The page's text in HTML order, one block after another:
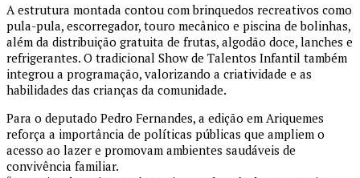
A estrutura montada contou com brinquedos recreativos como
pula-pula, escorregador, touro mecânico e piscina de bolinhas,
além da distribuição gratuita de frutas, algodão doce, lanches e
refrigerantes. O tradicional Show de Talentos Infantil também
integrou a programação, valorizando a criatividade e as
habilidades das crianças da comunidade.
Para o deputado Pedro Fernandes, a edição em Ariquemes
reforça a importância de políticas públicas que ampliem o
acesso ao lazer e promovam ambientes saudáveis de
convivência familiar.